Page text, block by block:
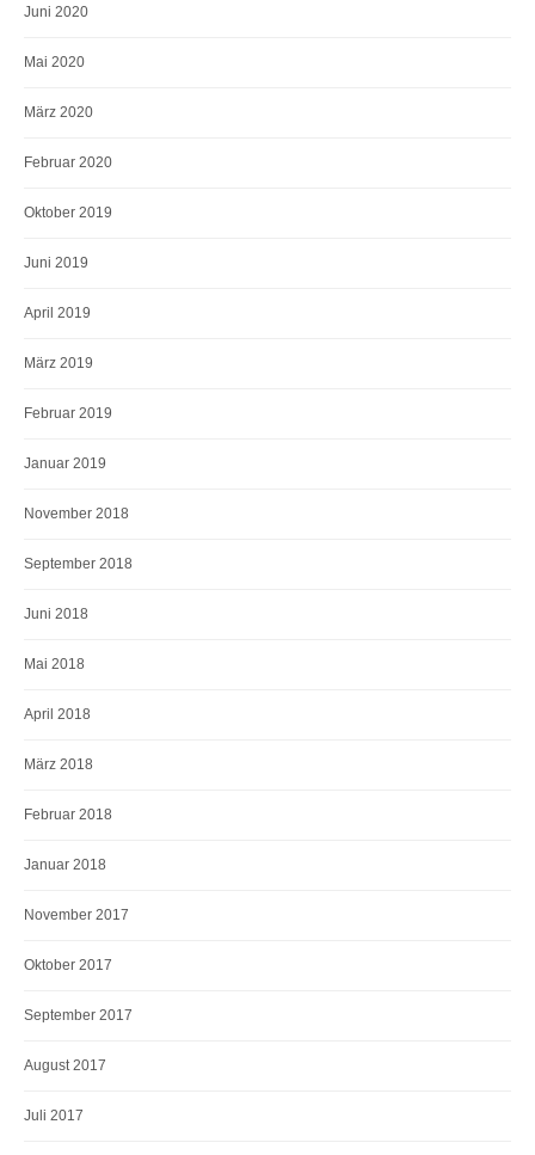
Juni 2020
Mai 2020
März 2020
Februar 2020
Oktober 2019
Juni 2019
April 2019
März 2019
Februar 2019
Januar 2019
November 2018
September 2018
Juni 2018
Mai 2018
April 2018
März 2018
Februar 2018
Januar 2018
November 2017
Oktober 2017
September 2017
August 2017
Juli 2017